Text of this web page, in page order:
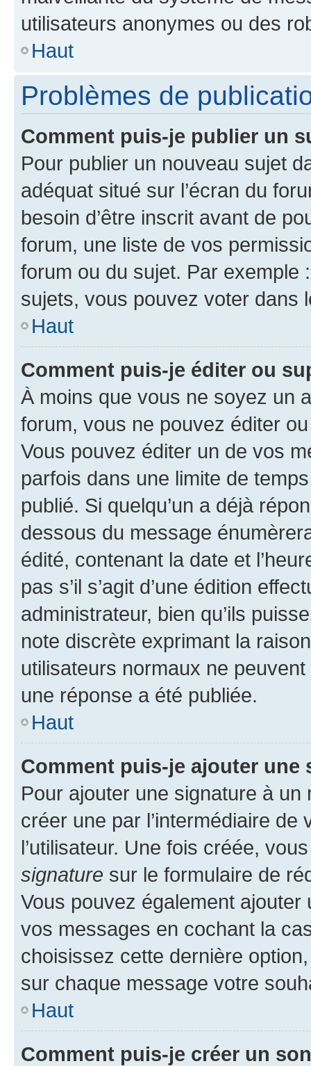
utilisateurs anonymes ou des
Haut
Problèmes de
Comment puis-je publier un
Pour publier un nouveau sujet
adéquat situé sur l’écran du
besoin d’être inscrit avant de
forum, une liste de vos
forum ou du sujet. Par exemple
sujets, vous pouvez voter dans
Haut
Comment puis-je éditer ou
À moins que vous ne soyez un
forum, vous ne pouvez éditer
Vous pouvez éditer un de vos
parfois dans une limite de
publié. Si quelqu’un a déjà
dessous du message
édité, contenant la date et
pas s’il s’agit d’une édition
administrateur, bien qu’ils
note discrète exprimant la
utilisateurs normaux ne
une réponse a été publiée.
Haut
Comment puis-je ajouter une
Pour ajouter une signature à un
créer une par l’intermédiaire
l’utilisateur. Une fois créée,
signature sur le formulaire de
Vous pouvez également
vos messages en cochant la
choisissez cette dernière
sur chaque message votre
Haut
Comment puis-je créer un